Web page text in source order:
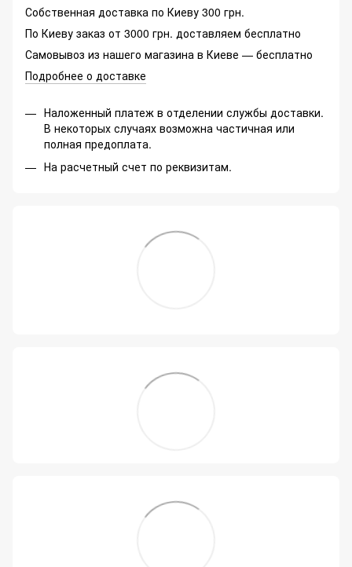
Собственная доставка по Киеву 300 грн.
По Киеву заказ от 3000 грн. доставляем бесплатно
Самовывоз из нашего магазина в Киеве — бесплатно
Подробнее о доставке
Наложенный платеж в отделении службы доставки.
В некоторых случаях возможна частичная или
полная предоплата.
На расчетный счет по реквизитам.